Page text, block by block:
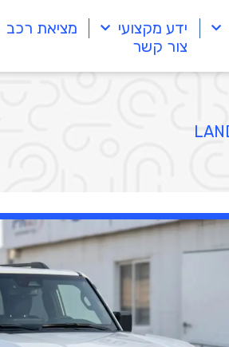
ידע מקצועי
מציאת רכב
צור קשר